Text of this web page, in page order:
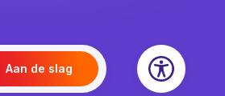
Aan de slag